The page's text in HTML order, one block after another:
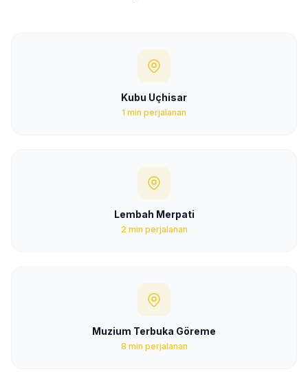
Kubu Uçhisar
1 min perjalanan
Lembah Merpati
2 min perjalanan
Muzium Terbuka Göreme
8 min perjalanan